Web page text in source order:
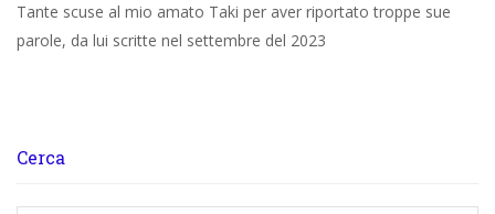
Tante scuse al mio amato Taki per aver riportato troppe sue
parole, da lui scritte nel settembre del 2023
Cerca